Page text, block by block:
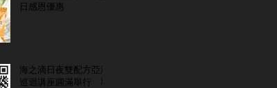
日感恩優惠
海之滴日夜雙配方亞洲
巡迴講座圓滿舉行 專